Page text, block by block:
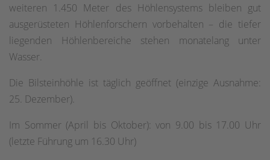
weiteren 1.450 Meter des Höhlensystems bleiben gut
ausgerüsteten Höhlenforschern vorbehalten – die tiefer
liegenden Höhlenbereiche stehen monatelang unter
Wasser.
Die Bilsteinhöhle ist täglich geöffnet (einzige Ausnahme:
25. Dezember).
Im Sommer (April bis Oktober): von 9.00 bis 17.00 Uhr
(letzte Führung um 16.30 Uhr)